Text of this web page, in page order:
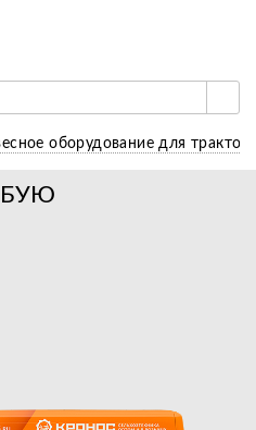
оборудование для